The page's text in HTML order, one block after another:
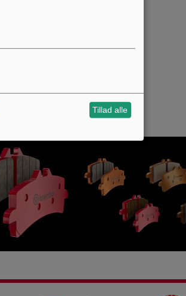
Tillad alle